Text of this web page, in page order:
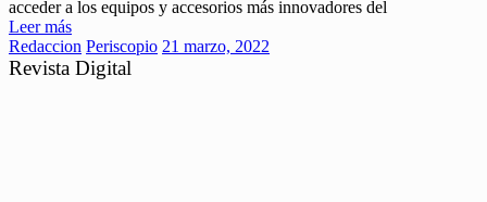
acceder a los equipos y accesorios más innovadores del
Leer más
Redaccion Periscopio 21 marzo, 2022
Revista Digital